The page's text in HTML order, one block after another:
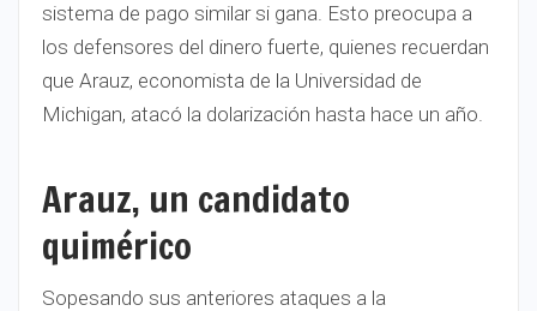
sistema de pago similar si gana. Esto preocupa a
los defensores del dinero fuerte, quienes recuerdan
que Arauz, economista de la Universidad de
Michigan, atacó la dolarización hasta hace un año.
Arauz, un candidato
quimérico
Sopesando sus anteriores ataques a la